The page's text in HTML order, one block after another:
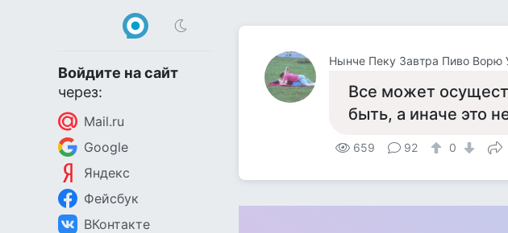
Войдите на сайт
через:
Mail.ru
Google
Яндекс
Фейсбук
ВКонтакте
Все может
быть, а иначе это
659 92 0